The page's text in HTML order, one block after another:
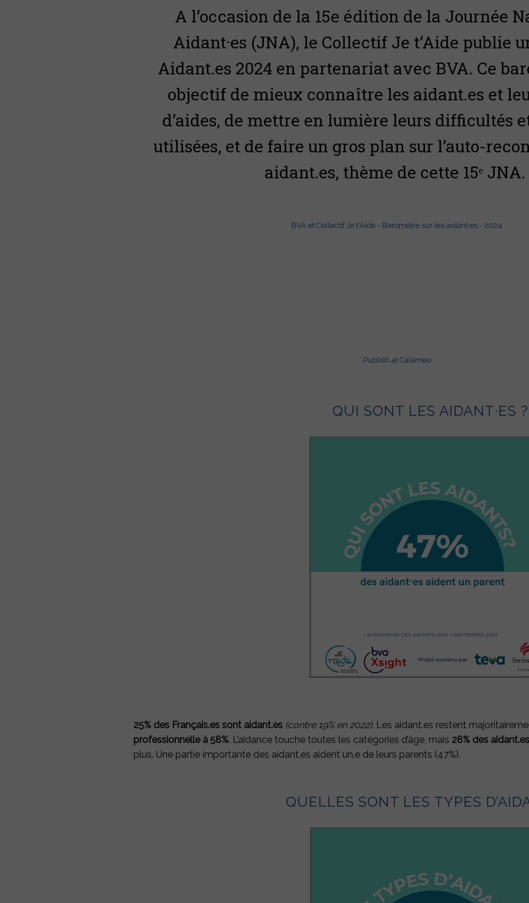
A l’occasion de la 15e édition de la Journée
Aidant·es (JNA), le Collectif Je t’Aide publie
Aidant.es 2024 en partenariat avec BVA. Ce
objectif de mieux connaître les aidant.es et
d’aides, de mettre en lumière leurs difficultés
utilisées, et de faire un gros plan sur l’auto-
aidant.es, thème de cette 15ᵉ JNA.
BVA et Collectif Je t'Aide - Baromètre sur les aidant·es - 2024
Publish at Calameo
QUI SONT LES AIDANT·ES ?
25% des Français.es sont aidant.es (contre 19% en 2022). Les aidant.es restent
professionnelle à 58%. L’aidance touche toutes les catégories d’âge, mais 28% des
plus. Une partie importante des aidant.es aident un.e de leurs parents (47%).
QUELLES SONT LES TYPES